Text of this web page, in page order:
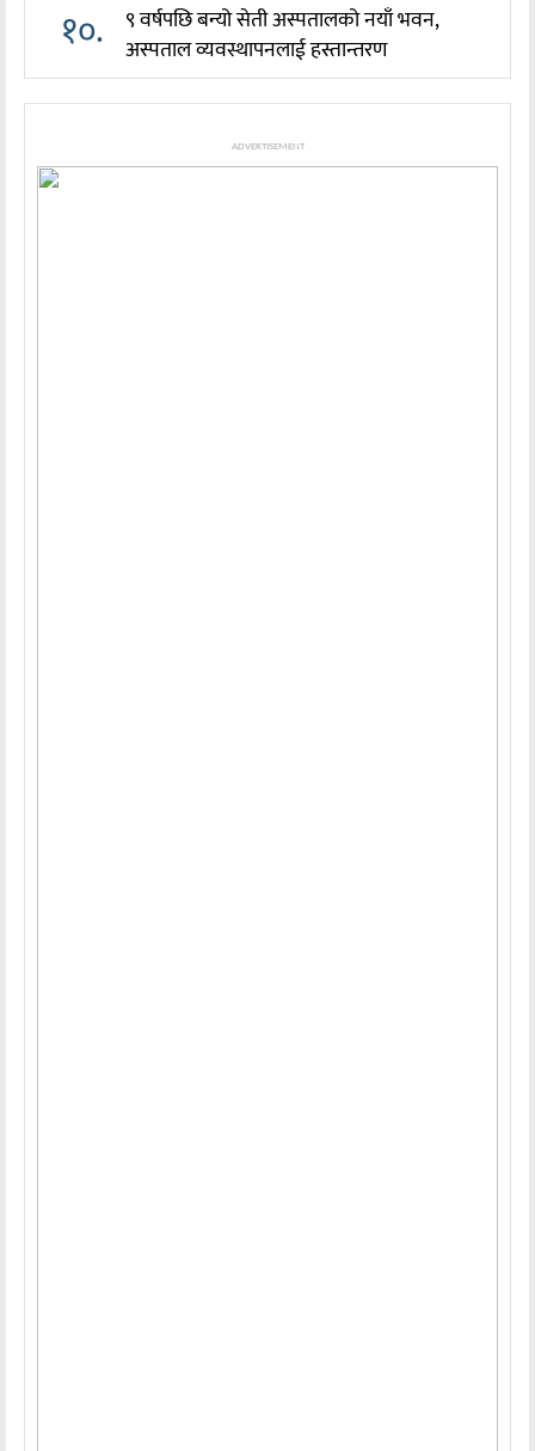
१०.
९ वर्षपछि बन्यो सेती अस्पतालको नयाँ भवन,
अस्पताल व्यवस्थापनलाई हस्तान्तरण
ADVERTISEMENT